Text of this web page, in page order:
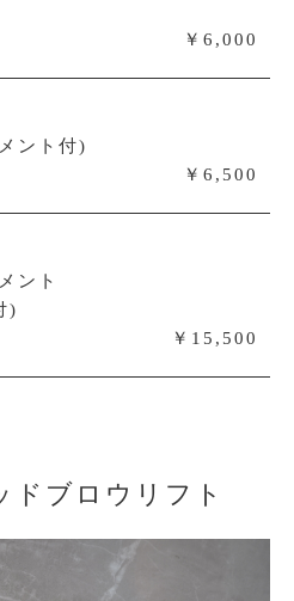
￥6,000
ント付)
￥6,500
ント
)
￥15,500
ドブロウリフト